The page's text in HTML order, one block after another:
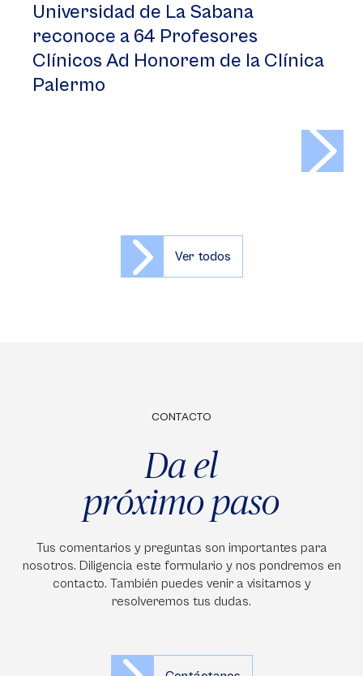
Universidad de La Sabana
reconoce a 64 Profesores
Clínicos Ad Honorem de la Clínica
Palermo
Ver todos
CONTACTO
Da el
próximo paso
Tus comentarios y preguntas son importantes para
nosotros. Diligencia este formulario y nos pondremos en
contacto. También puedes venir a visitarnos y
resolveremos tus dudas.